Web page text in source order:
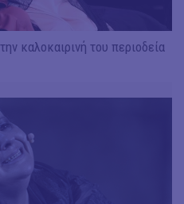
καλοκαιρινή του περιοδεία